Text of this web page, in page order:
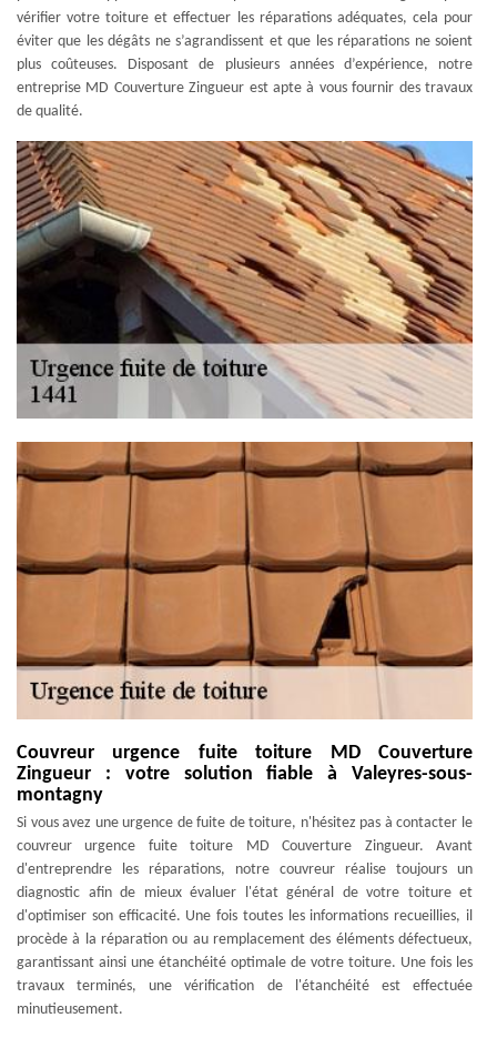
vérifier votre toiture et effectuer les réparations adéquates, cela pour
éviter que les dégâts ne s’agrandissent et que les réparations ne soient
plus coûteuses. Disposant de plusieurs années d’expérience, notre
entreprise MD Couverture Zingueur est apte à vous fournir des travaux
de qualité.
Couvreur urgence fuite toiture MD Couverture
Zingueur : votre solution fiable à Valeyres-sous-
montagny
Si vous avez une urgence de fuite de toiture, n'hésitez pas à contacter le
couvreur urgence fuite toiture MD Couverture Zingueur. Avant
d'entreprendre les réparations, notre couvreur réalise toujours un
diagnostic afin de mieux évaluer l'état général de votre toiture et
d'optimiser son efficacité. Une fois toutes les informations recueillies, il
procède à la réparation ou au remplacement des éléments défectueux,
garantissant ainsi une étanchéité optimale de votre toiture. Une fois les
travaux terminés, une vérification de l'étanchéité est effectuée
minutieusement.